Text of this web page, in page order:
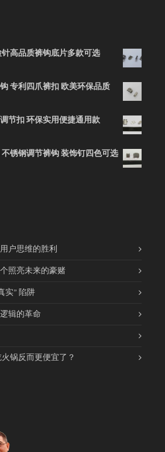
针高品质裤钩底片多款可选
专利四爪裤扣 欧美环保品质
节扣 环保实用便捷通用款
不锈钢调节裤钩 装饰钉四色可选
户思维的胜利
照亮未来的豪赌
实” 陷阱
辑的革命
锅反而更便宜了？